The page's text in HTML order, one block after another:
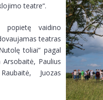
teatre“.
popietę vaidino
teatras
toliai“ pagal
Paulius
Juozas